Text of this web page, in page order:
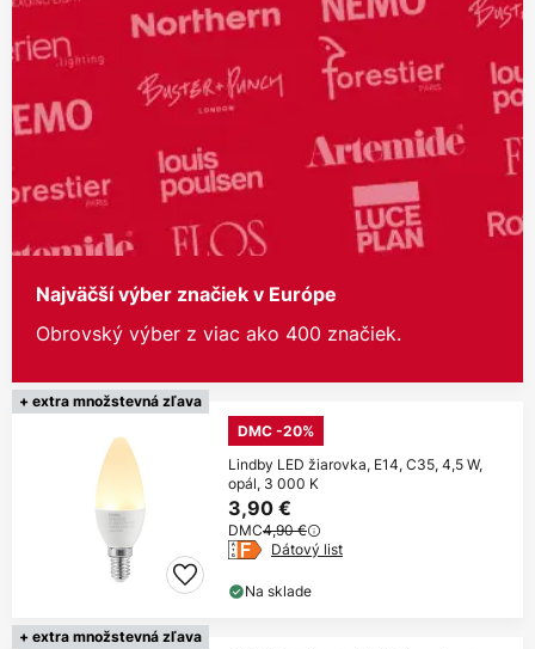
Najväčší výber značiek v Európe
Obrovský výber z viac ako 400 značiek.
+ extra množstevná zľava
DMC -20%
Lindby LED žiarovka, E14, C35, 4,5 W,
opál, 3 000 K
3,90 €
DMC4,90 €
Dátový list
Na sklade
+ extra množstevná zľava